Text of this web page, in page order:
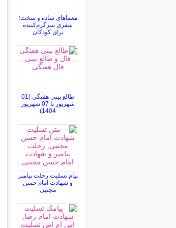
معماهای ساده و سخت؛
سفری سرگرم‌کننده
برای کودکان
طالع بینی هفتگی (01
شهریور تا 07 شهریور
1404)
پیام تسلیت رحلت پیامبر
و شهادت امام حسن
مجتبی